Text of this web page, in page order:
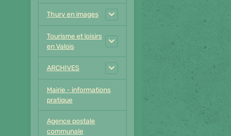
Thury en images
Tourisme et loisirs
en Valois
ARCHIVES
Mairie - informations
pratique
Agence postale
communale